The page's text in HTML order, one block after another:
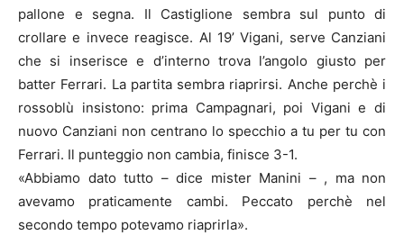
pallone e segna. Il Castiglione sembra sul punto di
crollare e invece reagisce. Al 19’ Vigani, serve Canziani
che si inserisce e d’interno trova l’angolo giusto per
batter Ferrari. La partita sembra riaprirsi. Anche perchè i
rossoblù insistono: prima Campagnari, poi Vigani e di
nuovo Canziani non centrano lo specchio a tu per tu con
Ferrari. Il punteggio non cambia, finisce 3-1.
«Abbiamo dato tutto – dice mister Manini – , ma non
avevamo praticamente cambi. Peccato perchè nel
secondo tempo potevamo riaprirla».